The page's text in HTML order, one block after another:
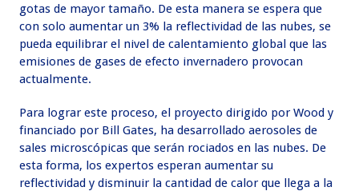
gotas de mayor tamaño. De esta manera se espera que
con solo aumentar un 3% la reflectividad de las nubes, se
pueda equilibrar el nivel de calentamiento global que las
emisiones de gases de efecto invernadero provocan
actualmente.
Para lograr este proceso, el proyecto dirigido por Wood y
financiado por Bill Gates, ha desarrollado aerosoles de
sales microscópicas que serán rociados en las nubes. De
esta forma, los expertos esperan aumentar su
reflectividad y disminuir la cantidad de calor que llega a la